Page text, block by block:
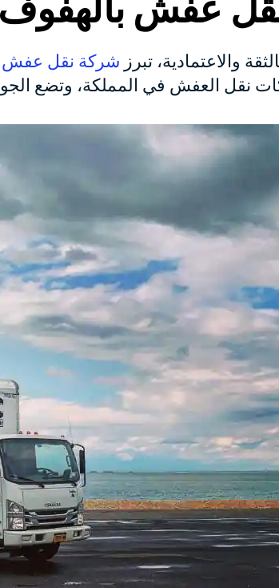
والاعتمادية، تبرز شركة نقل عفش
نقل العفش في المملكة، وتضع